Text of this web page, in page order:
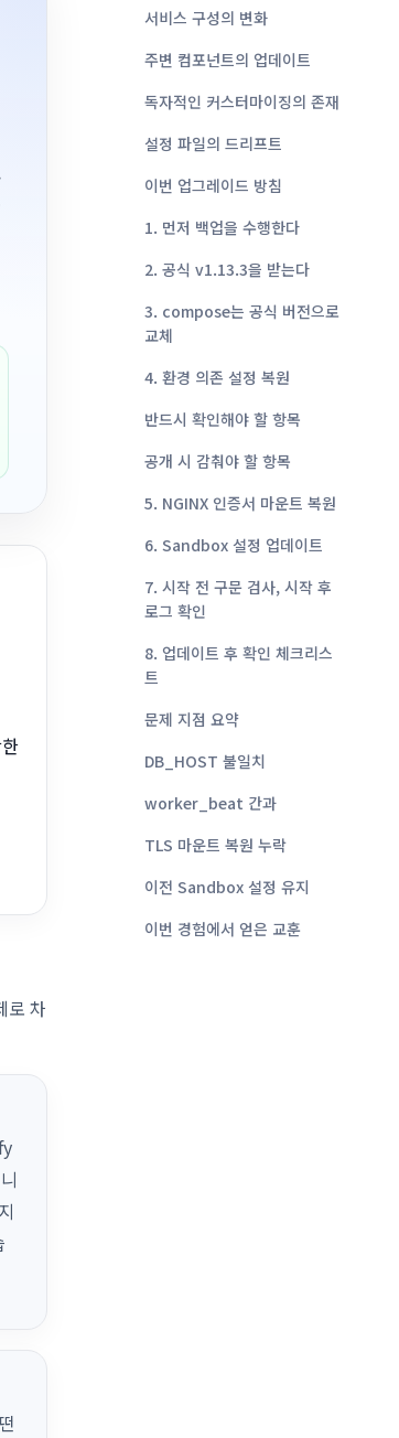
로 차
서비스 구성의 변화
주변 컴포넌트의 업데이트
독자적인 커스터마이징의 존재
설정 파일의 드리프트
이번 업그레이드 방침
1. 먼저 백업을 수행한다
2. 공식 v1.13.3을 받는다
3. compose는 공식 버전으로
교체
4. 환경 의존 설정 복원
반드시 확인해야 할 항목
공개 시 감춰야 할 항목
5. NGINX 인증서 마운트 복원
6. Sandbox 설정 업데이트
7. 시작 전 구문 검사, 시작 후
로그 확인
8. 업데이트 후 확인 체크리스
트
문제 지점 요약
DB_HOST 불일치
worker_beat 간과
TLS 마운트 복원 누락
이전 Sandbox 설정 유지
이번 경험에서 얻은 교훈